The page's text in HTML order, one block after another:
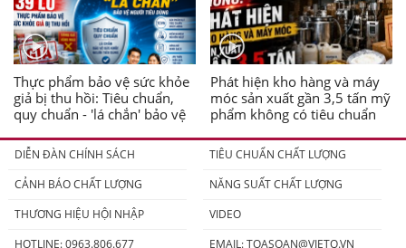
Thực phẩm bảo vệ sức khỏe
giả bị thu hồi: Tiêu chuẩn,
quy chuẩn - 'lá chắn' bảo vệ
Phát hiện kho hàng và máy
móc sản xuất gần 3,5 tấn mỹ
phẩm không có tiêu chuẩn
DIỄN ĐÀN CHÍNH SÁCH
TIÊU CHUẨN CHẤT LƯỢNG
CẢNH BÁO CHẤT LƯỢNG
NĂNG SUẤT CHẤT LƯỢNG
THƯƠNG HIỆU HỘI NHẬP
VIDEO
HOTLINE: 0963.806.677
EMAIL:TOASOAN@VIETQ.VN